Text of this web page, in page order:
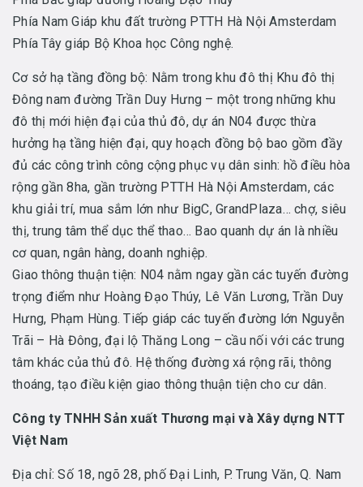
Phía Nam Giáp khu đất trường PTTH Hà Nội Amsterdam
Phía Tây giáp Bộ Khoa học Công nghệ.
Cơ sở hạ tầng đồng bộ: Nằm trong khu đô thị Khu đô thị
Đông nam đường Trần Duy Hưng – một trong những khu
đô thị mới hiện đại của thủ đô, dự án N04 được thừa
hưởng hạ tầng hiện đại, quy hoạch đồng bộ bao gồm đầy
đủ các công trình công cộng phục vụ dân sinh: hồ điều hòa
rộng gần 8ha, gần trường PTTH Hà Nội Amsterdam, các
khu giải trí, mua sắm lớn như BigC, GrandPlaza… chợ, siêu
thị, trung tâm thể dục thể thao… Bao quanh dự án là nhiều
cơ quan, ngân hàng, doanh nghiệp.
Giao thông thuận tiện: N04 nằm ngay gần các tuyến đường
trọng điểm như Hoàng Đạo Thúy, Lê Văn Lương, Trần Duy
Hưng, Phạm Hùng. Tiếp giáp các tuyến đường lớn Nguyễn
Trãi – Hà Đông, đại lộ Thăng Long – cầu nối với các trung
tâm khác của thủ đô. Hệ thống đường xá rộng rãi, thông
thoáng, tạo điều kiện giao thông thuận tiện cho cư dân.
Công ty TNHH Sản xuất Thương mại và Xây dựng NTT
Việt Nam
Địa chỉ: Số 18, ngõ 28, phố Đại Linh, P. Trung Văn, Q. Nam